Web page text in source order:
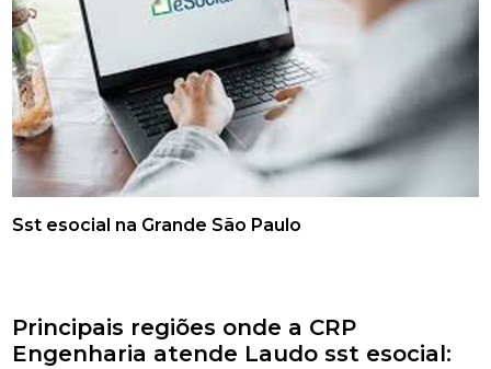
Sst esocial na Grande São Paulo
Principais regiões onde a CRP
Engenharia atende Laudo sst esocial: